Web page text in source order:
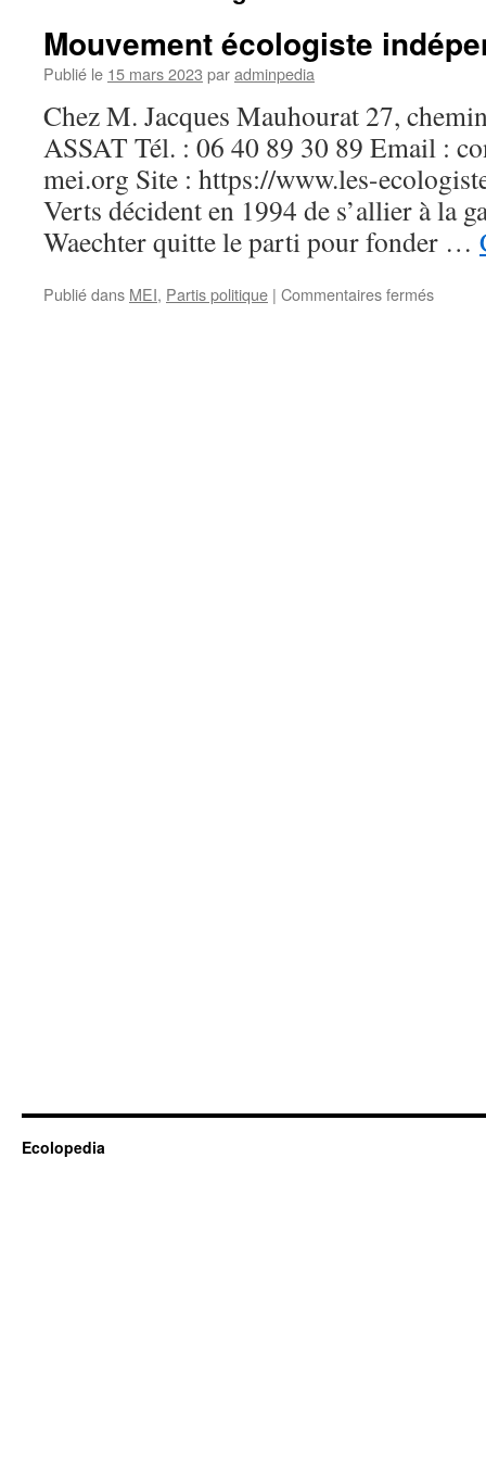
Mouvement écologiste
Publié le 15 mars 2023 paradminpedia
Chez M. Jacques Mauhourat 27,
ASSAT Tél. : 06 40 89 30 89 Email :
mei.org Site : https://www.les-
Verts décident en 1994 de s’allier à la
Waechter quitte le parti pour fonder …
Publié dans MEI, Partis politique | Commentaires ferméssur
Ecolopedia